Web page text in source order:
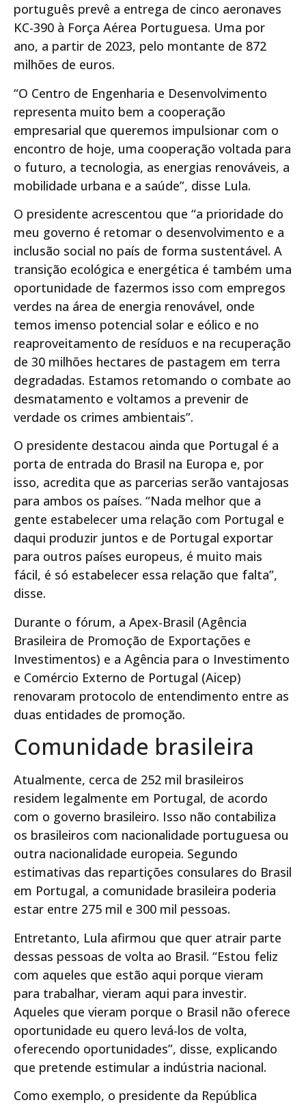
português prevê a entrega de cinco aeronaves
KC-390 à Força Aérea Portuguesa. Uma por
ano, a partir de 2023, pelo montante de 872
milhões de euros.
“O Centro de Engenharia e Desenvolvimento
representa muito bem a cooperação
empresarial que queremos impulsionar com o
encontro de hoje, uma cooperação voltada para
o futuro, a tecnologia, as energias renováveis, a
mobilidade urbana e a saúde”, disse Lula.
O presidente acrescentou que “a prioridade do
meu governo é retomar o desenvolvimento e a
inclusão social no país de forma sustentável. A
transição ecológica e energética é também uma
oportunidade de fazermos isso com empregos
verdes na área de energia renovável, onde
temos imenso potencial solar e eólico e no
reaproveitamento de resíduos e na recuperação
de 30 milhões hectares de pastagem em terra
degradadas. Estamos retomando o combate ao
desmatamento e voltamos a prevenir de
verdade os crimes ambientais”.
O presidente destacou ainda que Portugal é a
porta de entrada do Brasil na Europa e, por
isso, acredita que as parcerias serão vantajosas
para ambos os países. “Nada melhor que a
gente estabelecer uma relação com Portugal e
daqui produzir juntos e de Portugal exportar
para outros países europeus, é muito mais
fácil, é só estabelecer essa relação que falta”,
disse.
Durante o fórum, a Apex-Brasil (Agência
Brasileira de Promoção de Exportações e
Investimentos) e a Agência para o Investimento
e Comércio Externo de Portugal (Aicep)
renovaram protocolo de entendimento entre as
duas entidades de promoção.
Comunidade brasileira
Atualmente, cerca de 252 mil brasileiros
residem legalmente em Portugal, de acordo
com o governo brasileiro. Isso não contabiliza
os brasileiros com nacionalidade portuguesa ou
outra nacionalidade europeia. Segundo
estimativas das repartições consulares do Brasil
em Portugal, a comunidade brasileira poderia
estar entre 275 mil e 300 mil pessoas.
Entretanto, Lula afirmou que quer atrair parte
dessas pessoas de volta ao Brasil. “Estou feliz
com aqueles que estão aqui porque vieram
para trabalhar, vieram aqui para investir.
Aqueles que vieram porque o Brasil não oferece
oportunidade eu quero levá-los de volta,
oferecendo oportunidades”, disse, explicando
que pretende estimular a indústria nacional.
Como exemplo, o presidente da República